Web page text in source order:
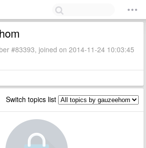
#83393, joined on 2014-11-24 10:03:45
Switch topics list